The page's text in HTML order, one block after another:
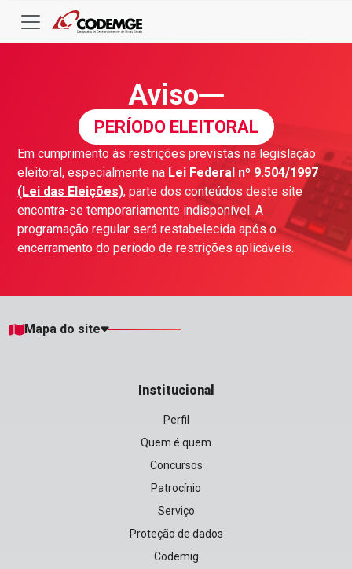
Aviso
PERÍODO ELEITORAL
Em cumprimento às restrições previstas na legislação
eleitoral, especialmente na Lei Federal nº 9.504/1997
(Lei das Eleições), parte dos conteúdos deste site
encontra-se temporariamente indisponível. A
programação regular será restabelecida após o
encerramento do período de restrições aplicáveis.
Mapa do site
Institucional
Perfil
Quem é quem
Concursos
Patrocínio
Serviço
Proteção de dados
Codemig